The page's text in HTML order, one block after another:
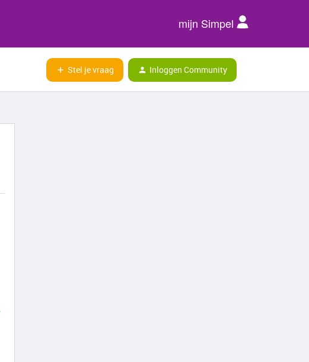
mijn Simpel
Stel je vraag Inloggen Community